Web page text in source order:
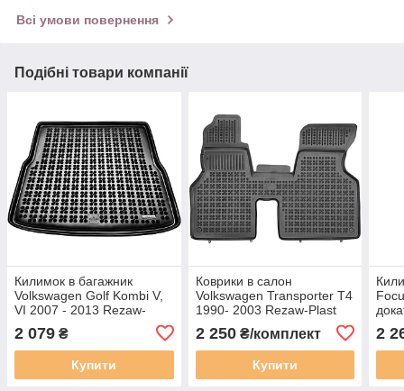
Всі умови повернення
Подібні товари компанії
Килимок в багажник
Volkswagen Golf Kombi V,
VI 2007 - 2013 Rezaw-
2 079 ₴
Купити
Коврики в салон
Volkswagen Transporter T4
1990- 2003 Rezaw-Plast
2 250₴/комплект
Купити
2